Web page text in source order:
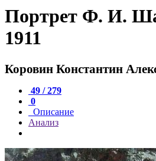
Портрет Ф. И.
1911
Коровин Константин
49 / 279
0
Описание
Анализ